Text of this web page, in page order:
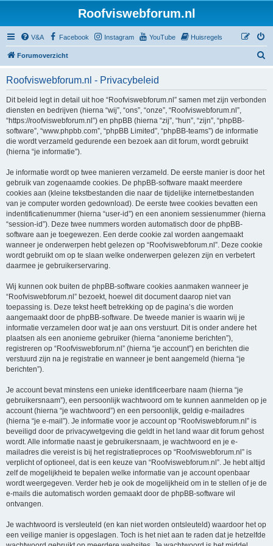
Roofviswebforum.nl
V&A Facebook Instagram YouTube Huisregels
Forumoverzicht
Roofviswebforum.nl - Privacybeleid
Dit beleid legt in detail uit hoe “Roofviswebforum.nl” samen met zijn verbonden
diensten en bedrijven (hierna “wij”, “ons”, “onze”, “Roofviswebforum.nl”,
“https://roofviswebforum.nl”) en phpBB (hierna “zij”, “hun”, “zijn”, “phpBB-
software”, “www.phpbb.com”, “phpBB Limited”, “phpBB-teams”) de informatie
die wordt verzameld gedurende een bezoek aan dit forum, wordt gebruikt
(hierna “je informatie”).
Je informatie wordt op twee manieren verzameld. De eerste manier is door het
gebruik van zogenaamde cookies. De phpBB-software maakt meerdere
cookies aan (kleine tekstbestanden die naar de tijdelijke internetbestanden
van je computer worden gedownload). De eerste twee cookies bevatten een
indentificatienummer (hierna “user-id”) en een anoniem sessienummer (hierna
“session-id”). Deze twee nummers worden automatisch door de phpBB-
software aan je toegewezen. Een derde cookie zal worden aangemaakt
wanneer je onderwerpen hebt gelezen op “Roofviswebforum.nl”. Deze cookie
wordt gebruikt om op te slaan welke onderwerpen gelezen zijn en verbetert
daarmee je gebruikerservaring.
Wij kunnen ook buiten de phpBB-software cookies aanmaken wanneer je
“Roofviswebforum.nl” bezoekt, hoewel dit document daarop niet van
toepassing is. Deze tekst heeft betrekking op de pagina’s die worden
aangemaakt door de phpBB-software. De tweede manier is waarin wij je
informatie verzamelen door wat je aan ons verstuurt. Dit is onder andere het
plaatsen als een anonieme gebruiker (hierna “anonieme berichten”),
registreren op “Roofviswebforum.nl” (hierna “je account”) en berichten die
verstuurd zijn na je registratie en wanneer je bent aangemeld (hierna “je
berichten”).
Je account bevat minstens een unieke identificeerbare naam (hierna “je
gebruikersnaam”), een persoonlijk wachtwoord om te kunnen aanmelden op je
account (hierna “je wachtwoord”) en een persoonlijk, geldig e-mailadres
(hierna “je e-mail”). Je informatie voor je account op “Roofviswebforum.nl” is
beveiligd door de privacywetgeving die geldt in het land waar dit forum gehost
wordt. Alle informatie naast je gebruikersnaam, je wachtwoord en je e-
mailadres die vereist is bij het registratieproces op “Roofviswebforum.nl” is
verplicht of optioneel, dat is een keuze van “Roofviswebforum.nl”. Je hebt altijd
zelf de mogelijkheid te bepalen welke informatie van je account openbaar
wordt weergegeven. Verder heb je ook de mogelijkheid om in te stellen of je de
e-mails die automatisch worden gemaakt door de phpBB-software wil
ontvangen.
Je wachtwoord is versleuteld (en kan niet worden ontsleuteld) waardoor het op
een veilige manier is opgeslagen. Toch is het niet aan te raden dat je hetzelfde